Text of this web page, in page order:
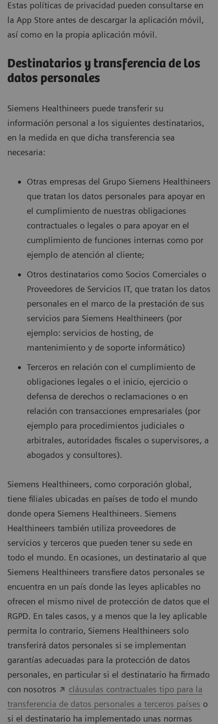
Estas políticas de privacidad pueden consultarse en
la App Store antes de descargar la aplicación móvil,
así como en la propia aplicación móvil.
Destinatarios y transferencia de los
datos personales
Siemens Healthineers puede transferir su
información personal a los siguientes destinatarios,
en la medida en que dicha transferencia sea
necesaria:
Otras empresas del Grupo Siemens Healthineers
que tratan los datos personales para apoyar en
el cumplimiento de nuestras obligaciones
contractuales o legales o para apoyar en el
cumplimiento de funciones internas como por
ejemplo de atención al cliente;
Otros destinatarios como Socios Comerciales o
Proveedores de Servicios IT, que tratan los datos
personales en el marco de la prestación de sus
servicios para Siemens Healthineers (por
ejemplo: servicios de hosting, de
mantenimiento y de soporte informático)
Terceros en relación con el cumplimiento de
obligaciones legales o el inicio, ejercicio o
defensa de derechos o reclamaciones o en
relación con transacciones empresariales (por
ejemplo para procedimientos judiciales o
arbitrales, autoridades fiscales o supervisores, a
abogados y consultores).
Siemens Healthineers, como corporación global,
tiene filiales ubicadas en países de todo el mundo
donde opera Siemens Healthineers. Siemens
Healthineers también utiliza proveedores de
servicios y terceros que pueden tener su sede en
todo el mundo. En ocasiones, un destinatario al que
Siemens Healthineers transfiere datos personales se
encuentra en un país donde las leyes aplicables no
ofrecen el mismo nivel de protección de datos que el
RGPD. En tales casos, y a menos que la ley aplicable
permita lo contrario, Siemens Healthineers solo
transferirá datos personales si se implementan
garantías adecuadas para la protección de datos
personales, en particular si el destinatario ha firmado
con nosotros
cláusulas contractuales tipo para la
transferencia de datos personales a terceros países o
si el destinatario ha implementado unas normas